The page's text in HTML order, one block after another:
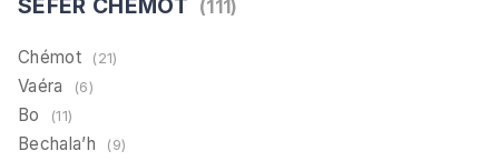
SEFER CHÉMOT (111)
Chémot (21)
Vaéra (6)
Bo (11)
Bechala’h (9)